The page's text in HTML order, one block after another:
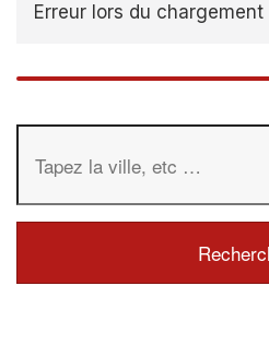
Erreur lors du